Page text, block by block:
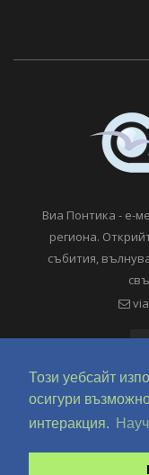
Този уебсайт
осигури
интеракция.
Виа Понтика - е-
региона.
събития,
Copyright © 2018-